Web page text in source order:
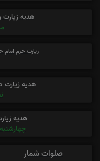
هدیه زیارت
زیارت حرم
هدیه
هدیه
صلوات شمار